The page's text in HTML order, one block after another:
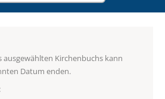
ausgewählten Kirchenbuchs kann
Datum enden.